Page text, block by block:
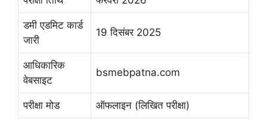
डमी एडमिट कार्ड
जारी
19 दिसंबर 2025
आधिकारिक
वेबसाइट
bsmebpatna.com
परीक्षा मोड ऑफलाइन (लिखित परीक्षा)